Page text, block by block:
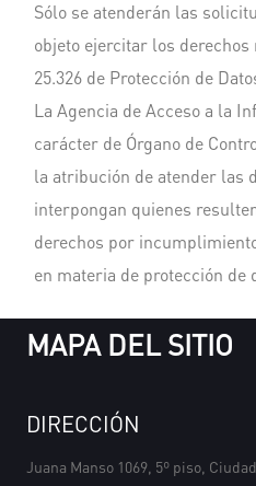
Sólo se atenderán las
objeto ejercitar los
25.326 de Protección de
La Agencia de Acceso a la
carácter de Órgano de
la atribución de atender las
interpongan quienes
derechos por
en materia de protección de
MAPA DEL SITIO
DIRECCIÓN
Juana Manso 1069, 5º piso,